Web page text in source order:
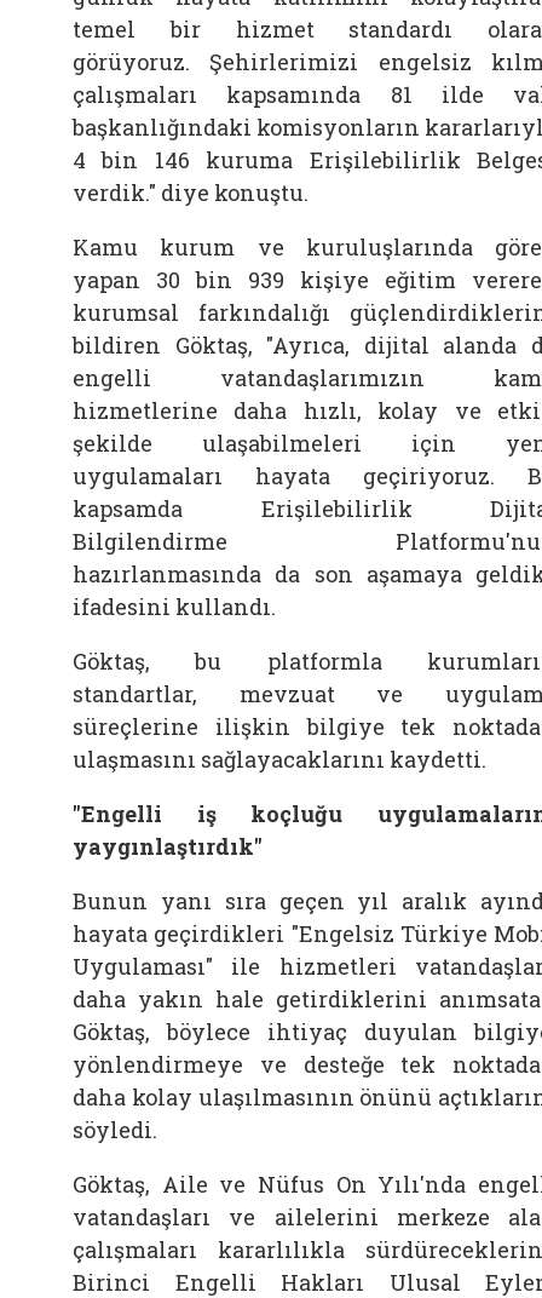
temel bir hizmet standardı
görüyoruz. Şehirlerimizi engelsiz
çalışmaları kapsamında 81 ilde
başkanlığındaki komisyonların
4 bin 146 kuruma Erişilebilirlik
verdik." diye konuştu.
Kamu kurum ve kuruluşlarında
yapan 30 bin 939 kişiye eğitim
kurumsal farkındalığı
bildiren Göktaş, "Ayrıca, dijital alanda
engelli vatandaşlarımızın
hizmetlerine daha hızlı, kolay ve
şekilde ulaşabilmeleri için
uygulamaları hayata geçiriyoruz.
kapsamda Erişilebilirlik
Bilgilendirme
hazırlanmasında da son aşamaya
ifadesini kullandı.
Göktaş, bu platformla
standartlar, mevzuat ve
süreçlerine ilişkin bilgiye tek
ulaşmasını sağlayacaklarını kaydetti.
"Engelli iş koçluğu
yaygınlaştırdık"
Bunun yanı sıra geçen yıl aralık
hayata geçirdikleri "Engelsiz Türkiye
Uygulaması" ile hizmetleri
daha yakın hale getirdiklerini
Göktaş, böylece ihtiyaç duyulan
yönlendirmeye ve desteğe tek
daha kolay ulaşılmasının önünü
söyledi.
Göktaş, Aile ve Nüfus On Yılı'nda
vatandaşları ve ailelerini merkeze
çalışmaları kararlılıkla
Birinci Engelli Hakları Ulusal